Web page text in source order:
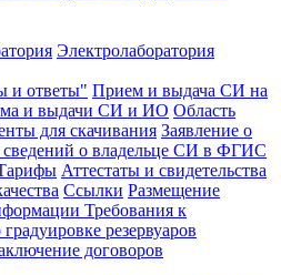
Электролаборатория
и ответы" Прием и выдача СИ на
и выдачи СИ и ИО Область
для скачивания Заявление о
сведений о владельце СИ в ФГИС
Аттестаты и свидетельства
Ссылки Размещение
Требования к
резервуаров
договоров